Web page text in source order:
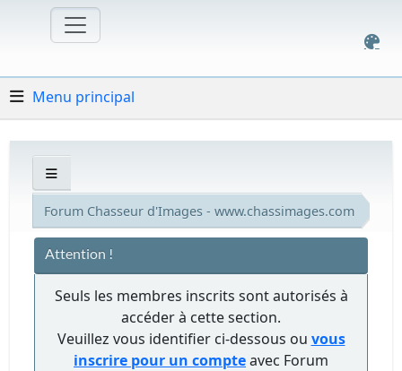
Menu principal
Forum Chasseur d'Images - www.chassimages.com
Attention !
Seuls les membres inscrits sont autorisés à
accéder à cette section.
Veuillez vous identifier ci-dessous ou vous
inscrire pour un compteavec Forum